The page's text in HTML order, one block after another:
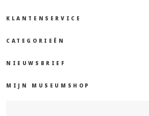
KLANTENSERVICE
CATEGORIEËN
NIEUWSBRIEF
MIJN MUSEUMSHOP